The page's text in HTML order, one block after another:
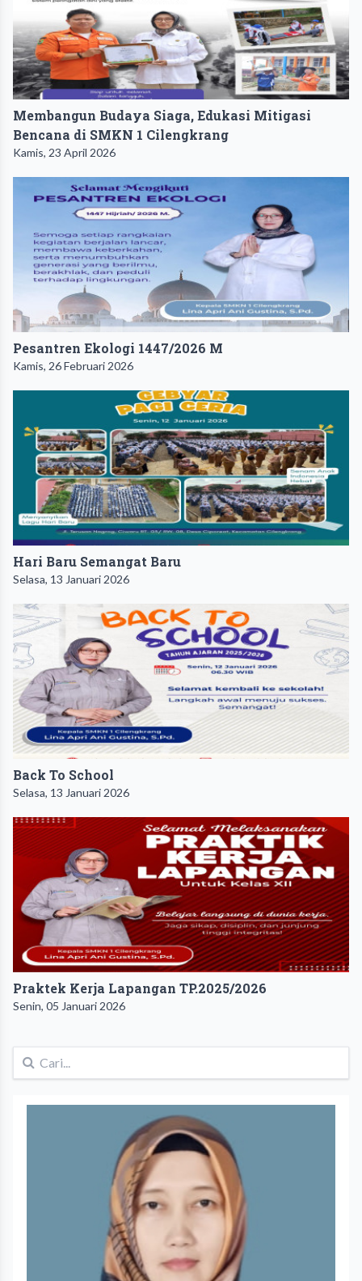
Membangun Budaya Siaga, Edukasi Mitigasi
Bencana di SMKN 1 Cilengkrang
Kamis, 23 April 2026
Pesantren Ekologi 1447/2026 M
Kamis, 26 Februari 2026
Hari Baru Semangat Baru
Selasa, 13 Januari 2026
Back To School
Selasa, 13 Januari 2026
Praktek Kerja Lapangan TP.2025/2026
Senin, 05 Januari 2026